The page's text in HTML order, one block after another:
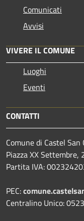
Comunicati
Avvisi
VIVERE IL COMUNE
Luoghi
Eventi
CONTATTI
Comune di Castel San
Piazza XX
Partita IVA:
PEC:
Centralino Unico: